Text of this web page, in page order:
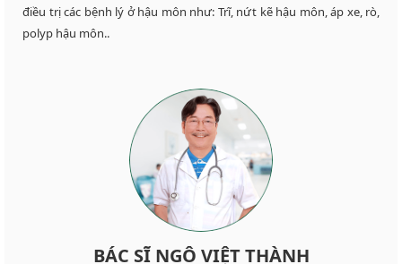
điều trị các bệnh lý ở hậu môn như: Trĩ, nứt kẽ hậu môn, áp xe, rò,
polyp hậu môn..
BÁC SĨ NGÔ VIỆT THÀNH